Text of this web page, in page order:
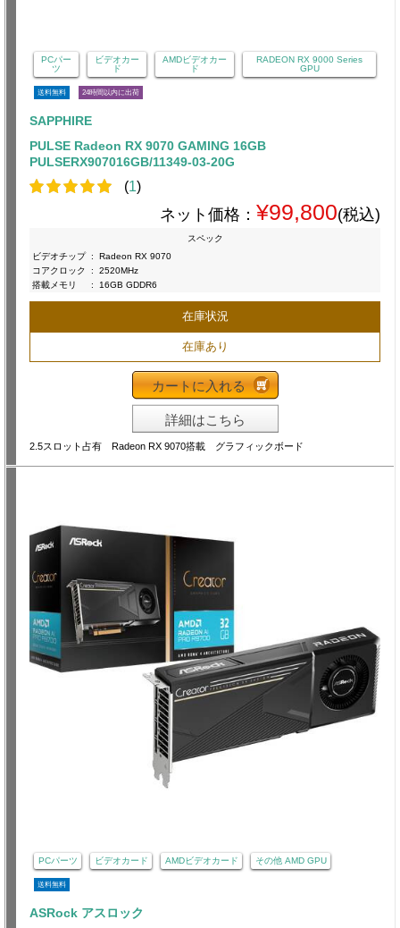
PCパー
ツ
ビデオカー
ド
AMDビデオカー
ド
RADEON RX 9000 Series
GPU
送料無料 24時間以内に出荷
SAPPHIRE
PULSE Radeon RX 9070 GAMING 16GB
PULSERX907016GB/11349-03-20G
(1)
ネット価格： ¥99,800(税込)
スペック
ビデオチップ :
Radeon RX 9070
コアクロック
:
2520MHz
搭載メモリ
: 16GB GDDR6
在庫状況
在庫あり
カートに入れる
詳細はこちら
2.5スロット占有 Radeon RX 9070搭載 グラフィックボード
PCパーツ ビデオカード AMDビデオカード その他 AMD GPU
送料無料
ASRock アスロック